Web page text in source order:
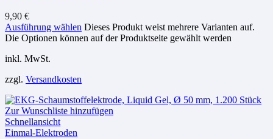
9,90 €
Ausführung wählen Dieses Produkt weist mehrere Varianten auf.
Die Optionen können auf der Produktseite gewählt werden
inkl. MwSt.
zzgl. Versandkosten
Zur Wunschliste hinzufügen
Schnellansicht
Einmal-Elektroden